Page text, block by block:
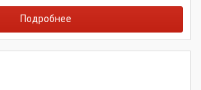
Подробнее